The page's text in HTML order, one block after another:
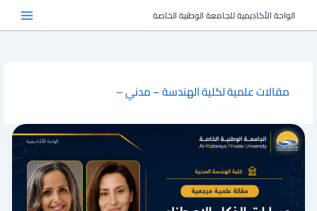
المحتوى
الواحة الأكاديمية للجامعة الوطنية الخاصة
مقالات علمية لكلية الهندسة – مدني –
مقالة
علمية
مرجعية
مسارات